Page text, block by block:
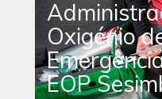
Oxigénio
EOP